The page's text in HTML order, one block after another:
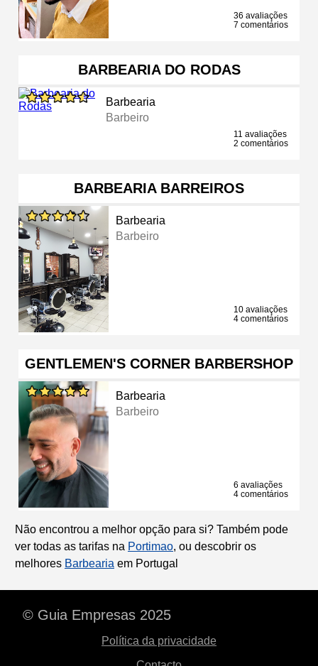
36 avaliações
7 comentários
BARBEARIA DO RODAS
Barbearia
Barbeiro
11 avaliações
2 comentários
BARBEARIA BARREIROS
Barbearia
Barbeiro
10 avaliações
4 comentários
GENTLEMEN'S CORNER BARBERSHOP
Barbearia
Barbeiro
6 avaliações
4 comentários
Não encontrou a melhor opção para si? Também pode
ver todas as tarifas na Portimao, ou descobrir os
melhores Barbearia em Portugal
© Guia Empresas 2025
Política da privacidade